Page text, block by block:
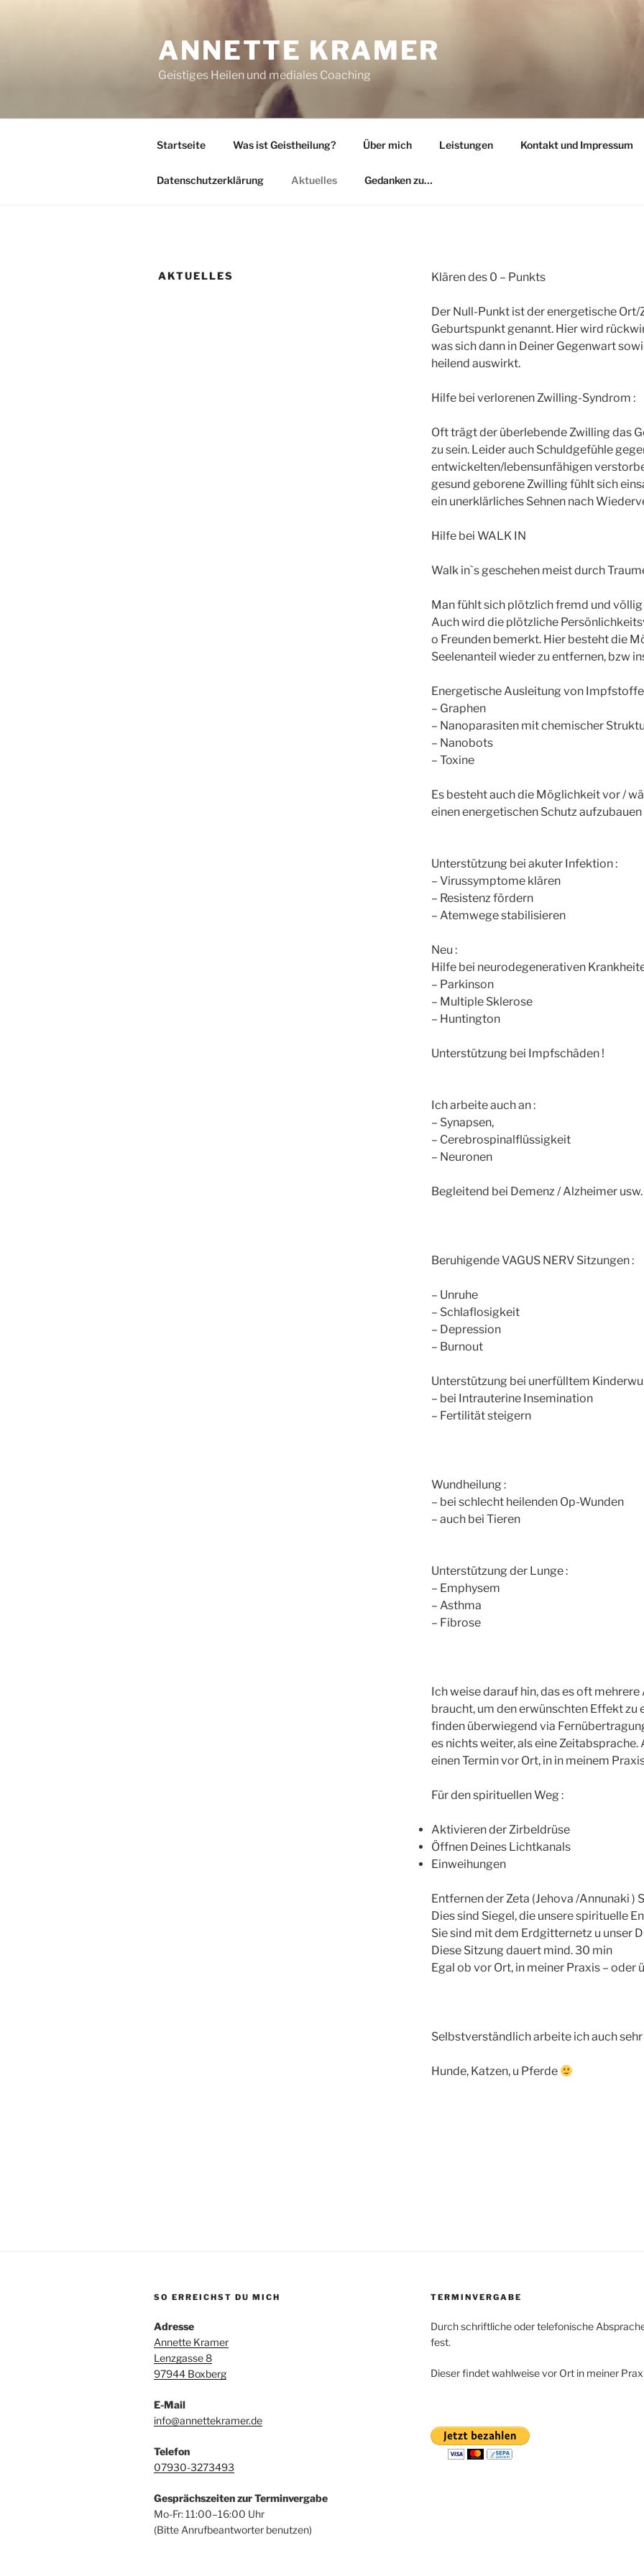
ANNETTE KRAMER
Geistiges Heilen und mediales Coaching
Startseite Was ist Geistheilung? Über mich Leistungen Kontakt und Impressum
Datenschutzerklärung Aktuelles Gedanken zu…
AKTUELLES Klären des 0 – Punkts
Der Null-Punkt ist der energetische
Geburtspunkt genannt. Hier wird
was sich dann in Deiner Gegenwart
heilend auswirkt.
Hilfe bei verlorenen Zwilling-Syndrom :
Oft trägt der überlebende Zwilling das
zu sein. Leider auch Schuldgefühle
entwickelten/lebensunfähigen
gesund geborene Zwilling fühlt sich
ein unerklärliches Sehnen nach
Hilfe bei WALK IN
Walk in`s geschehen meist durch
Man fühlt sich plötzlich fremd und
Auch wird die plötzliche
o Freunden bemerkt. Hier besteht die
Seelenanteil wieder zu entfernen, bzw
Energetische Ausleitung von
– Graphen
– Nanoparasiten mit chemischer
– Nanobots
– Toxine
Es besteht auch die Möglichkeit vor /
einen energetischen Schutz
Unterstützung bei akuter Infektion :
– Virussymptome klären
– Resistenz fördern
– Atemwege stabilisieren
Neu :
Hilfe bei neurodegenerativen
– Parkinson
– Multiple Sklerose
– Huntington
Unterstützung bei Impfschäden !
Ich arbeite auch an :
– Synapsen,
– Cerebrospinalflüssigkeit
– Neuronen
Begleitend bei Demenz / Alzheimer usw.
Beruhigende VAGUS NERV Sitzungen :
– Unruhe
– Schlaflosigkeit
– Depression
– Burnout
Unterstützung bei unerfülltem
– bei Intrauterine Insemination
– Fertilität steigern
Wundheilung :
– bei schlecht heilenden Op-Wunden
– auch bei Tieren
Unterstützung der Lunge :
– Emphysem
– Asthma
– Fibrose
Ich weise darauf hin, das es oft
braucht, um den erwünschten Effekt zu
finden überwiegend via
es nichts weiter, als eine
einen Termin vor Ort, in in meinem
Für den spirituellen Weg :
Aktivieren der Zirbeldrüse
Öffnen Deines Lichtkanals
Einweihungen
Entfernen der Zeta (Jehova /Annunaki )
Dies sind Siegel, die unsere spirituelle
Sie sind mit dem Erdgitternetz u unser
Diese Sitzung dauert mind. 30 min
Egal ob vor Ort, in meiner Praxis – oder
Selbstverständlich arbeite ich auch sehr
Hunde, Katzen, u Pferde
SO ERREICHST DU MICH
Adresse
Annette Kramer
Lenzgasse 8
97944 Boxberg
E-Mail
info@annettekramer.de
Telefon
07930-3273493
Gesprächszeiten zur Terminvergabe
Mo-Fr: 11:00–16:00 Uhr
(Bitte Anrufbeantworter benutzen)
TERMINVERGABE
Durch schriftliche oder telefonische
fest.
Dieser findet wahlweise vor Ort in meiner